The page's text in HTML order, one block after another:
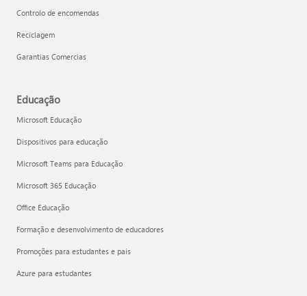
Controlo de encomendas
Reciclagem
Garantias Comercias
Educação
Microsoft Educação
Dispositivos para educação
Microsoft Teams para Educação
Microsoft 365 Educação
Office Educação
Formação e desenvolvimento de educadores
Promoções para estudantes e pais
Azure para estudantes